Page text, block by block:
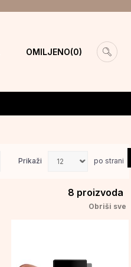
0
OMILJENO
Prikaži po strani
8 proizvoda
Obriši sve